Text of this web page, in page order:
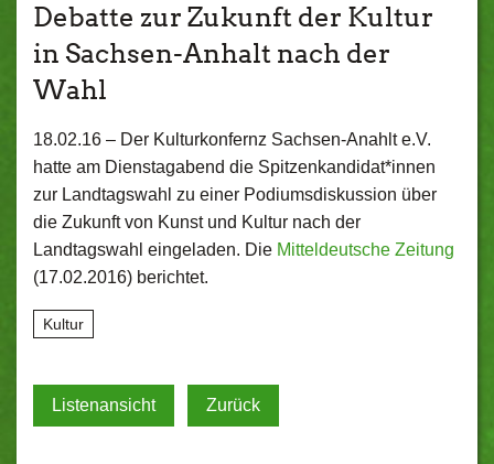
Debatte zur Zukunft der Kultur
in Sachsen-Anhalt nach der
Wahl
18.02.16 – Der Kulturkonfernz Sachsen-Anahlt e.V.
hatte am Dienstagabend die Spitzenkandidat*innen
zur Landtagswahl zu einer Podiumsdiskussion über
die Zukunft von Kunst und Kultur nach der
Landtagswahl eingeladen. Die Mitteldeutsche Zeitung
(17.02.2016) berichtet.
Kultur
Listenansicht Zurück